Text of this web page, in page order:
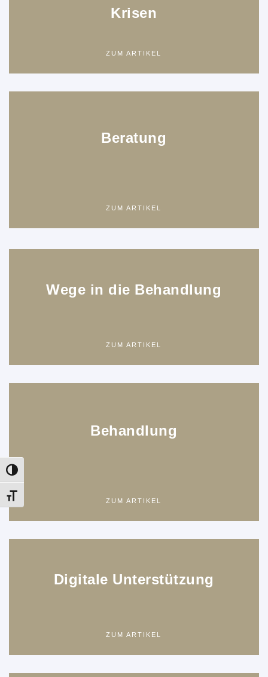
Umschalten auf hohe Kontraste
Schrift vergrößern
Krisen
ZUM ARTIKEL
Beratung
ZUM ARTIKEL
Wege in die Behandlung
ZUM ARTIKEL
Behandlung
ZUM ARTIKEL
Digitale Unterstützung
ZUM ARTIKEL